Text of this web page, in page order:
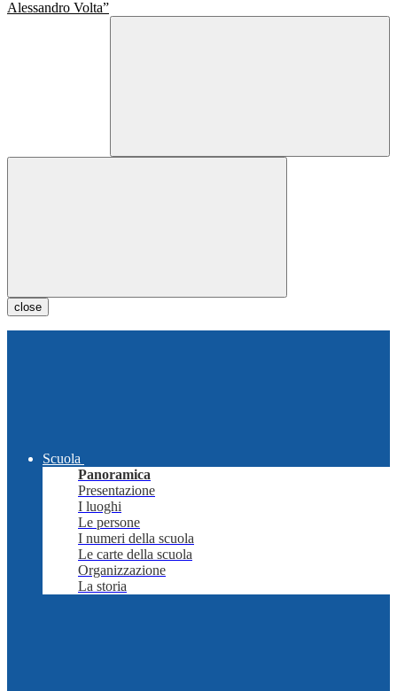
close
Scuola
Panoramica
Presentazione
I luoghi
Le persone
I numeri della scuola
Le carte della scuola
Organizzazione
La storia